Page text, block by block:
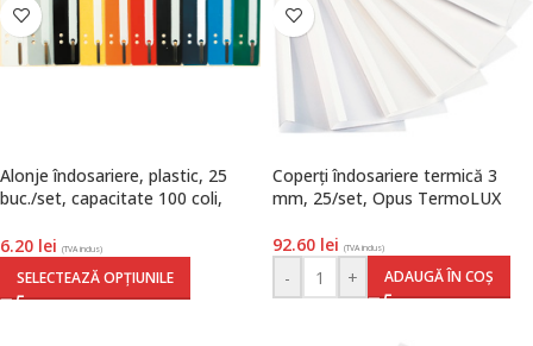
Alonje îndosariere, plastic, 25
buc./set, capacitate 100 coli,
6.20 lei (TVA inclus)
SELECTEAZĂ OPȚIUNILE
Coperți îndosariere termică 3
mm, 25/set, Opus TermoLUX
92.60 lei (TVA inclus)
- + ADAUGĂ ÎN COȘ